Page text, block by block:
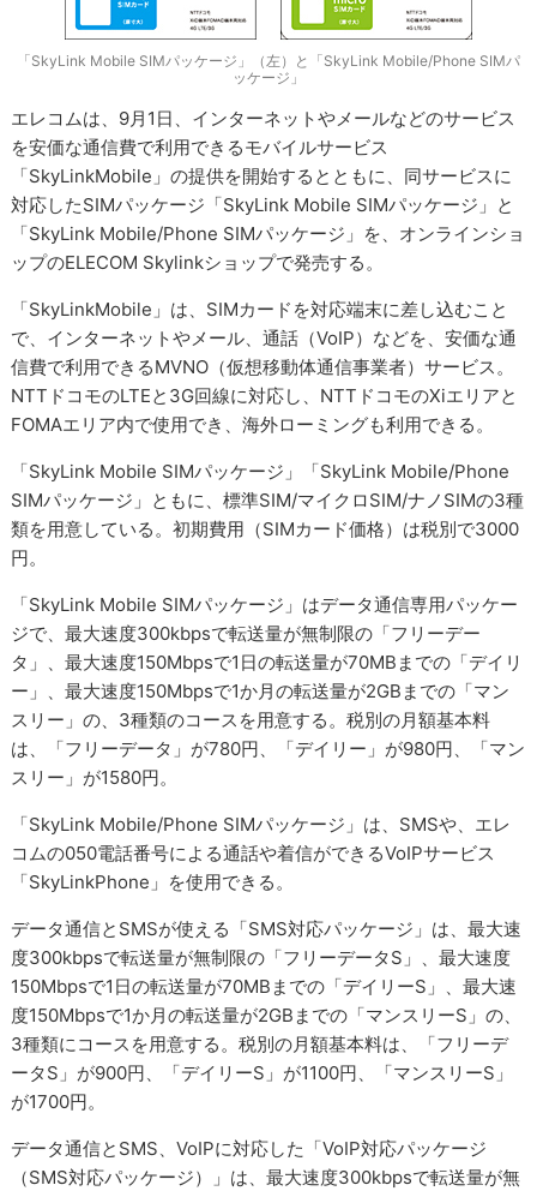
「SkyLink Mobile SIMパッケージ」（左）と「SkyLink Mobile/Phone SIMパ
ッケージ」
エレコムは、9月1日、インターネットやメールなどのサービス
を安価な通信費で利用できるモバイルサービス
「SkyLinkMobile」の提供を開始するとともに、同サービスに
対応したSIMパッケージ「SkyLink Mobile SIMパッケージ」と
「SkyLink Mobile/Phone SIMパッケージ」を、オンラインショ
ップのELECOM Skylinkショップで発売する。
「SkyLinkMobile」は、SIMカードを対応端末に差し込むこと
で、インターネットやメール、通話（VoIP）などを、安価な通
信費で利用できるMVNO（仮想移動体通信事業者）サービス。
NTTドコモのLTEと3G回線に対応し、NTTドコモのXiエリアと
FOMAエリア内で使用でき、海外ローミングも利用できる。
「SkyLink Mobile SIMパッケージ」「SkyLink Mobile/Phone
SIMパッケージ」ともに、標準SIM/マイクロSIM/ナノSIMの3種
類を用意している。初期費用（SIMカード価格）は税別で3000
円。
「SkyLink Mobile SIMパッケージ」はデータ通信専用パッケー
ジで、最大速度300kbpsで転送量が無制限の「フリーデー
タ」、最大速度150Mbpsで1日の転送量が70MBまでの「デイリ
ー」、最大速度150Mbpsで1か月の転送量が2GBまでの「マン
スリー」の、3種類のコースを用意する。税別の月額基本料
は、「フリーデータ」が780円、「デイリー」が980円、「マン
スリー」が1580円。
「SkyLink Mobile/Phone SIMパッケージ」は、SMSや、エレ
コムの050電話番号による通話や着信ができるVoIPサービス
「SkyLinkPhone」を使用できる。
データ通信とSMSが使える「SMS対応パッケージ」は、最大速
度300kbpsで転送量が無制限の「フリーデータS」、最大速度
150Mbpsで1日の転送量が70MBまでの「デイリーS」、最大速
度150Mbpsで1か月の転送量が2GBまでの「マンスリーS」の、
3種類にコースを用意する。税別の月額基本料は、「フリーデ
ータS」が900円、「デイリーS」が1100円、「マンスリーS」
が1700円。
データ通信とSMS、VoIPに対応した「VoIP対応パッケージ
（SMS対応パッケージ）」は、最大速度300kbpsで転送量が無